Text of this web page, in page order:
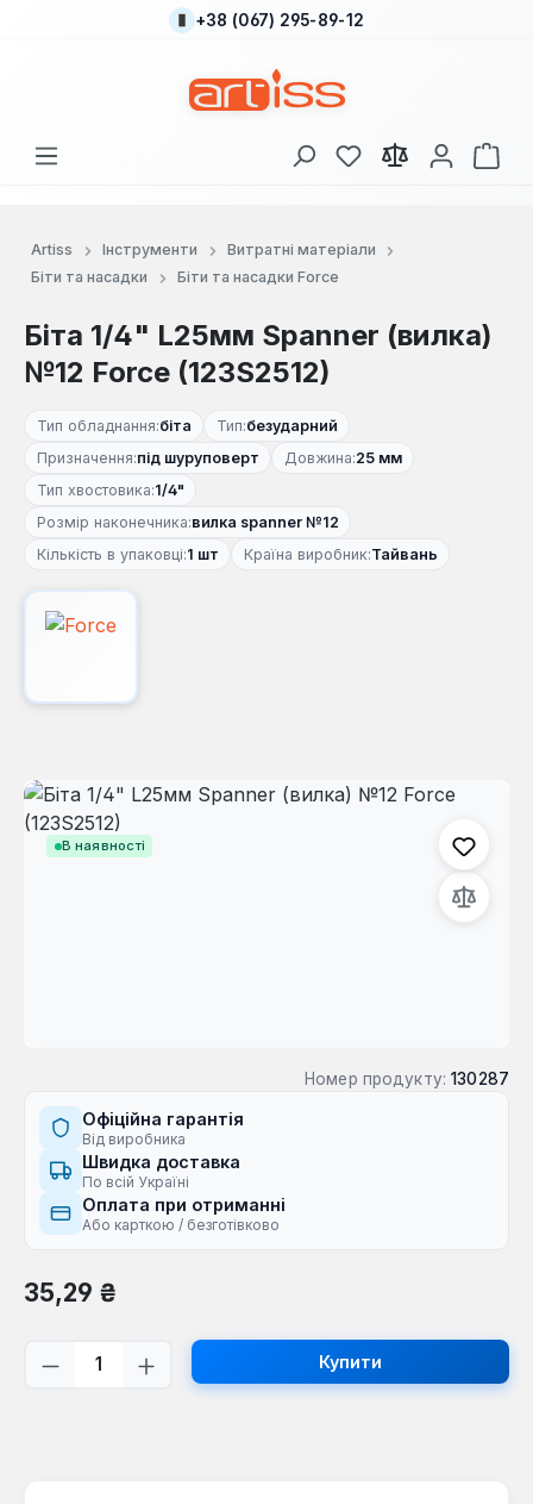
Перейти до основного вмісту
+38 (067) 295-89-12
У вас є 0 у списку
Artiss Інструменти
Витратні матеріали
Біти та насадки
Біти та насадки Force
Біта 1/4" L25мм Spanner (вилка)
№12 Force (123S2512)
Тип обладнання:біта Тип:безударний
Призначення:під шуруповерт Довжина:25 мм
Тип хвостовика:1/4"
Розмір наконечника:вилка spanner №12
Кількість в упаковці:1 шт Країна виробник:Тайвань
В наявності
Пропустити галерею зображень
Номер продукту: 130287
Офіційна гарантія
Від виробника
Швидка доставка
По всій Україні
Оплата при отриманні
Або карткою / безготівково
Звичайна ціна:
35,29 ₴
Кількість товару: Введіть потрібну
Купити